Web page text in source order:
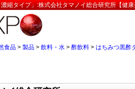
縮タイプ」:株式会社タマノイ総合研究所【健
食品 > 製品 > 飲料・水 > 酢飲料 > はちみつ黒酢